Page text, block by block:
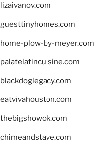
lizaivanov.com
guesttinyhomes.com
home-plow-by-meyer.com
palatelatincuisine.com
blackdoglegacy.com
eatvivahouston.com
thebigshowok.com
chimeandstave.com